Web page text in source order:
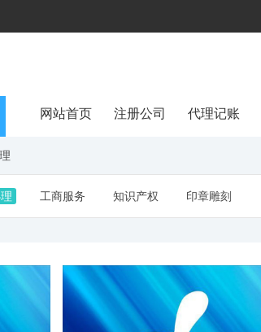
网站首页 注册公司 代理记账
工商服务 知识产权 印章雕刻